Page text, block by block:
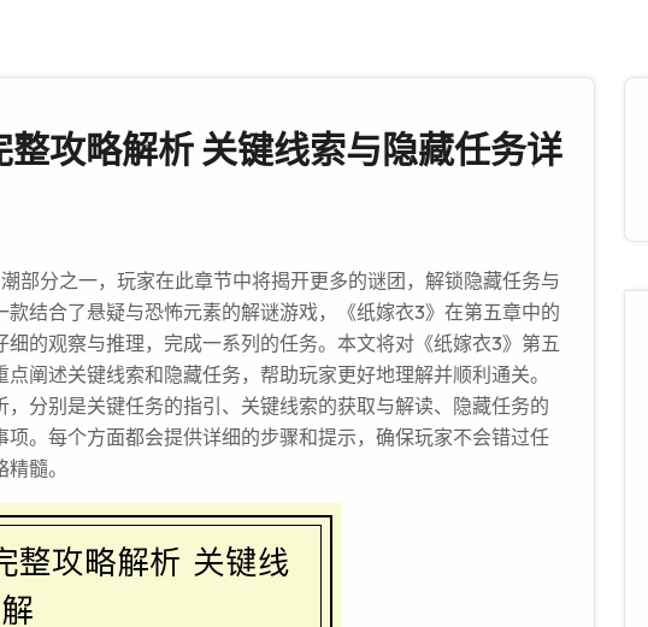
攻略解析 关键线索与隐藏任务详
部分之一，玩家在此章节中将揭开更多的谜团，解锁隐藏任务与
结合了悬疑与恐怖元素的解谜游戏，《纸嫁衣3》在第五章中的
的观察与推理，完成一系列的任务。本文将对《纸嫁衣3》第五
阐述关键线索和隐藏任务，帮助玩家更好地理解并顺利通关。
分别是关键任务的指引、关键线索的获取与解读、隐藏任务的
。每个方面都会提供详细的步骤和提示，确保玩家不会错过任
髓。